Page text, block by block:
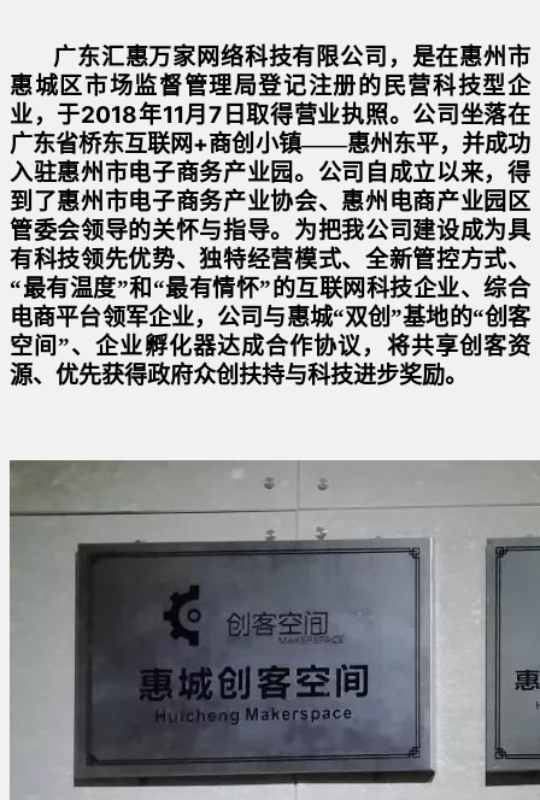
广东汇惠万家网络科技有限公司，是在惠州市
惠城区市场监督管理局登记注册的民营科技型企
业，于2018年11月 7日取得营业执照。公司坐落在
广东省桥东互联网+商创小镇——惠州东平，并成功
入驻惠州市电子商务产业园。 公司自成立以来，得
到了惠州市电子商务产业协会、惠州电商产业园区
管委会领导的关怀与指导。为把我公司建设成为具
有科技领先优势、独特经营模式、全新管控方式、
“最有温度”和“最有情怀”的互联网科技企业、综合
电商平台领军企业，公司与惠城“双创”基地的“创客
空间”、企业孵化器达成合作协议， 将共享创客资
源、 优先获得政府众创扶持与科技进步奖励。